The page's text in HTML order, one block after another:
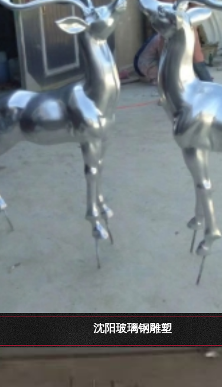
沈阳玻璃钢雕塑